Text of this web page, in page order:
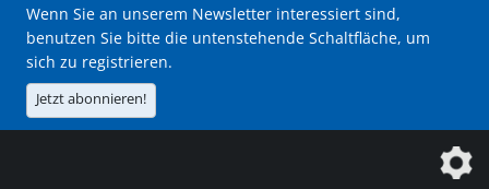
Wenn Sie an unserem Newsletter interessiert sind,
benutzen Sie bitte die untenstehende Schaltfläche, um
sich zu registrieren.
Jetzt abonnieren!